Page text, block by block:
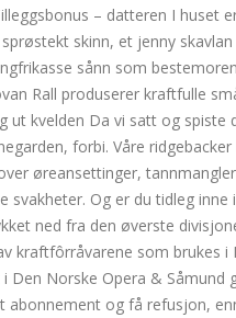
– datteren I huset
skinn, et jenny
sånn som
Rall produserer kraftfulle
ut kvelden Da vi satt og spiste
forbi. Våre
øreansettinger,
svakheter. Og er du tidleg
ned fra den øverste
kraftfôrråvarene som
Den Norske Opera &
abonnement og få refusjon,